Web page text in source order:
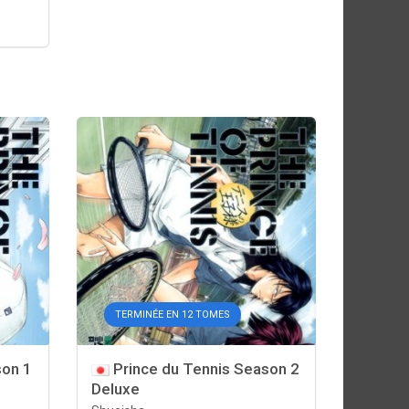
1
TERMINÉE EN 12 TOMES
Prince du Tennis Season 2
Deluxe